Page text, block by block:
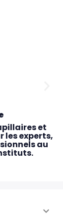
et
les experts,
au
